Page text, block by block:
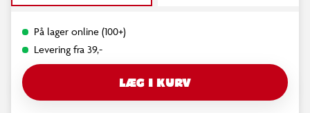
På lager online (100+)
Levering fra 39,-
LÆG I KURV